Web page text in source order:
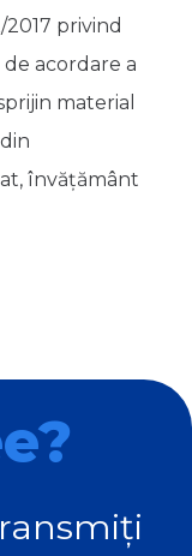
privind
acordare a
material
învăţământ